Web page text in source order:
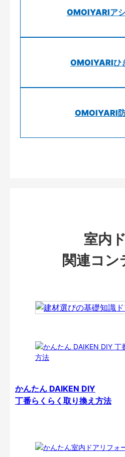
OMOIYARIア
OMOIYARIひ
OMOIYARI
室内
関連コン
かんたん DAIKEN DIY
丁番らくらく取り換え方法